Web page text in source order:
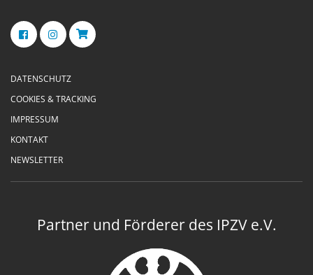
DATENSCHUTZ
COOKIES & TRACKING
IMPRESSUM
KONTAKT
NEWSLETTER
Partner und Förderer des IPZV e.V.